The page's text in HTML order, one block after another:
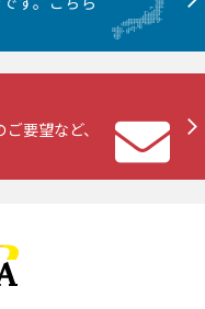
要望など、